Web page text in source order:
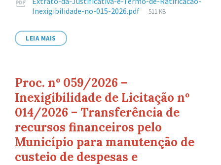
Inexigibilidade-no-015-2026.pdf
Tamanho
511 KB
LEIA MAIS
Proc. nº 059/2026 –
Inexigibilidade de Licitação nº
014/2026 – Transferência de
recursos financeiros pelo
Município para manutenção de
custeio de despesas e